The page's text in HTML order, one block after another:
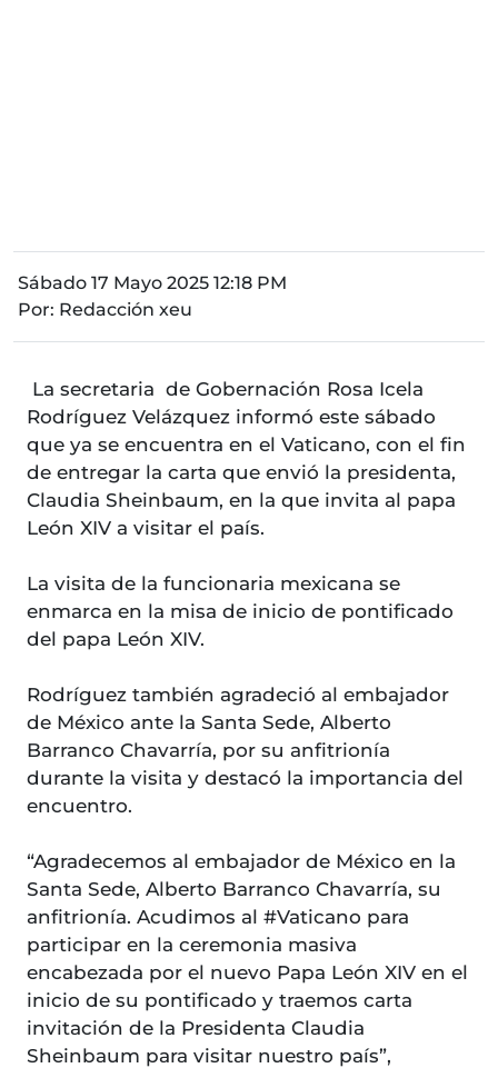
Sábado 17 Mayo 2025 12:18 PM
Por: Redacción xeu
La secretaria de Gobernación Rosa Icela
Rodríguez Velázquez informó este sábado
que ya se encuentra en el Vaticano, con el fin
de entregar la carta que envió la presidenta,
Claudia Sheinbaum, en la que invita al papa
León XIV a visitar el país.
La visita de la funcionaria mexicana se
enmarca en la misa de inicio de pontificado
del papa León XIV.
Rodríguez también agradeció al embajador
de México ante la Santa Sede, Alberto
Barranco Chavarría, por su anfitrionía
durante la visita y destacó la importancia del
encuentro.
“Agradecemos al embajador de México en la
Santa Sede, Alberto Barranco Chavarría, su
anfitrionía. Acudimos al #Vaticano para
participar en la ceremonia masiva
encabezada por el nuevo Papa León XIV en el
inicio de su pontificado y traemos carta
invitación de la Presidenta Claudia
Sheinbaum para visitar nuestro país”,